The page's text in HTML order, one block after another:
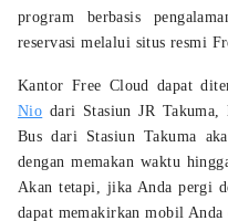
program berbasis
reservasi melalui situs resmi
Kantor Free Cloud dapat
Nio dari Stasiun JR
Bus dari Stasiun Takuma
dengan memakan waktu
Akan tetapi, jika Anda pergi
dapat memakirkan mobil Anda